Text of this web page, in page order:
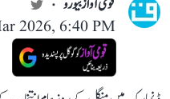
2026, 6:40 PM